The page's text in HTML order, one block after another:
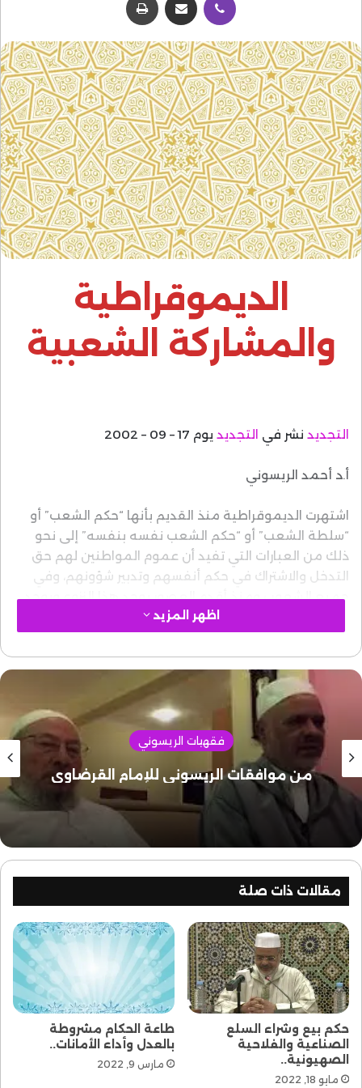
الديموقراطية
والمشاركة الشعبية
التجديد نشر في التجديد يوم 17 – 09 – 2002
أ.د أحمد الريسوني
اشتهرت الديموقراطية منذ القديم بأنها “حكم الشعب” أو
“سلطة الشعب” أو “حكم الشعب نفسه بنفسه” إلى نحو
ذلك من العبارات التي تفيد أن عموم المواطنين لهم حق
التدخل والاشتراك في حكم أنفسهم وتدبير شؤونهم، وفي
جميع الشعوب ومنذ أقدم العصور يوجد هذا النزوع ويوجد
السعي لكي يكون لعموم الناس على أوسع نطاق ممكن
حق المساهمة في تدبير الشؤون المشتركة بينهم، وفي
الوقت نفسه ولأسباب وصعوبات علمية أو عملية فإن
الناس لجؤوا إلى فكرة التفويض والنيابة والتمثيل. وهذا لا
يلغي حق الناس فيما هو مشترك بينهم وفيما له تأثير
وانعكاس عليهم، بل إن التفويض والنيابة والتمثيل هو
صيغة غير مباشرة لإشراك عدد واسع من الناس بواسطة من
يمثلونهم ويمثلون إرادتهم ومصالحهم.
فالفكرة الأساس إذا هي اشتراك من يهمهم الأمر على أوسع
نطاق ممكن وبأفضل صيغة ممكنة، في تدبير شؤونهم
وفي التداول والتشاور حولها. وهذا هو المبدأ الذي جاءت به
الشورى الإسلامية وأمرت به.
تجديد الفهم حول آيتي الشورى
قال الله تعالى: (وأمرهم شورى بينهم) (1) وقال مخاطبا وآمرا
لرسوله صلى الله عليه وسلم (وشاورهم في الأمر) (2).
فالآية الأولى قررت عددا من أسس الإسلام ومسلماته التي
تقوم عليها الحياة الإسلامية، فذكرت من بينها أن أمور
المسلمين تكون شورى فيما بينهم، فلا ينفرد بها ولا يستبد
بها أحد دونهم. والآية الثانية أمرت رسول الله صلى الله عليه
وسلم وهو صاحب الوحي والعقل والعصمة والنزاهة أن
يشاور المؤمنين في الأمر الذي يعنيهم، وأن يشركهم في
اظهر المزيد
فقهيات الريسوني
من موافقات الريسوني للإمام القرضاوي
مقالات ذات صلة
حكم بيع وشراء السلع
الصناعية والفلاحية
الصهيونية..
مايو 18, 2022
طاعة الحكام مشروطة
بالعدل وأداء الأمانات..
مارس 9, 2022